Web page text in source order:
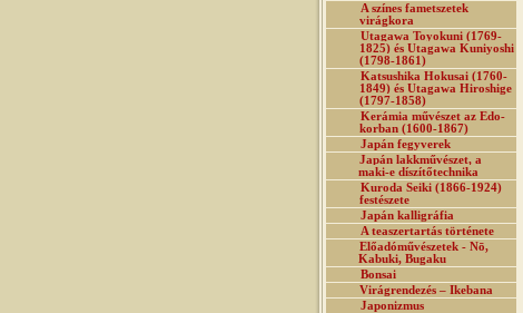
A színes fametszetek
virágkora
Utagawa Toyokuni (1769-
1825) és Utagawa Kuniyoshi
(1798-1861)
Katsushika Hokusai (1760-
1849) és Utagawa Hiroshige
(1797-1858)
Kerámia művészet az Edo-
korban (1600-1867)
Japán fegyverek
Japán lakkművészet, a
maki-e díszítőtechnika
Kuroda Seiki (1866-1924)
festészete
Japán kalligráfia
A teaszertartás története
Előadóművészetek - Nō,
Kabuki, Bugaku
Bonsai
Virágrendezés – Ikebana
Japonizmus